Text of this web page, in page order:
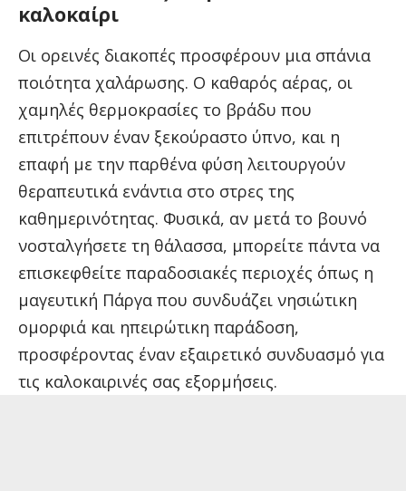
καλοκαίρι
Οι ορεινές διακοπές προσφέρουν μια σπάνια
ποιότητα χαλάρωσης. Ο καθαρός αέρας, οι
χαμηλές θερμοκρασίες το βράδυ που
επιτρέπουν έναν ξεκούραστο ύπνο, και η
επαφή με την παρθένα φύση λειτουργούν
θεραπευτικά ενάντια στο στρες της
καθημερινότητας. Φυσικά, αν μετά το βουνό
νοσταλγήσετε τη θάλασσα, μπορείτε πάντα να
επισκεφθείτε παραδοσιακές περιοχές όπως η
μαγευτική Πάργα που συνδυάζει νησιώτικη
ομορφιά και ηπειρώτικη παράδοση,
προσφέροντας έναν εξαιρετικό συνδυασμό για
τις καλοκαιρινές σας εξορμήσεις.